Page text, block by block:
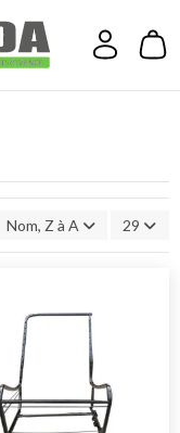
Nom, Z à A 29